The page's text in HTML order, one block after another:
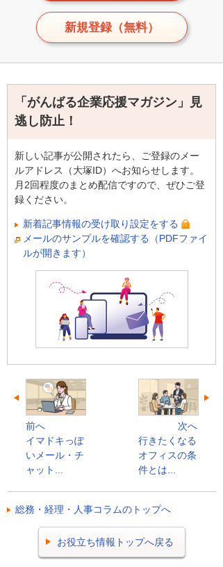
新規登録（無料）
「がんばる企業応援マガジン」見
逃し防止！
新しい記事が公開されたら、ご登録のメー
ルアドレス（大塚ID）へお知らせします。
月2回程度のまとめ配信ですので、ぜひご登
録ください。
新着記事情報の受け取り設定をする
メールのサンプルを確認する（PDFファイ
ルが開きます）
前へ
イマドキっぽ
いメール・チ
ャット...
次へ
行きたくなる
オフィスの条
件とは...
総務・経理・人事コラムのトップへ
お役立ち情報トップへ戻る